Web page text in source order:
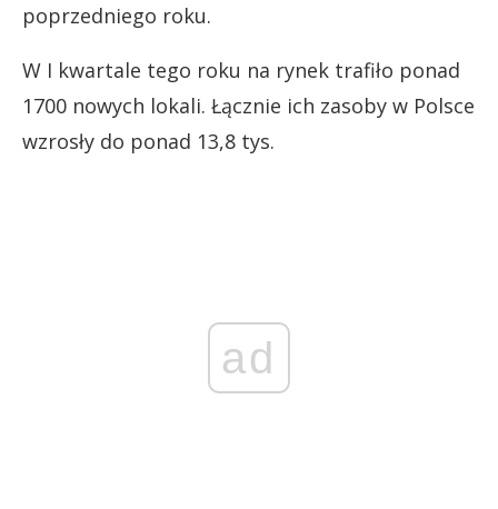
poprzedniego roku.
W I kwartale tego roku na rynek trafiło ponad
1700 nowych lokali. Łącznie ich zasoby w Polsce
wzrosły do ponad 13,8 tys.
ad